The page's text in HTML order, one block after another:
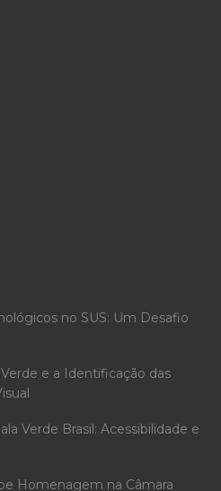
no SUS: Um Desafio
e a Identificação das
Verde Brasil: Acessibilidade e
Homenagem na Câmara